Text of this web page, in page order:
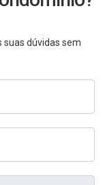
suas dúvidas sem